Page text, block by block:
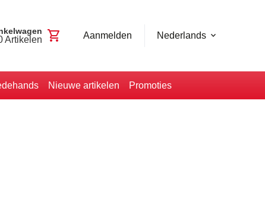
Artikelen shopping_cart Aanmelden Nederlands
Nieuwe artikelen Promoties